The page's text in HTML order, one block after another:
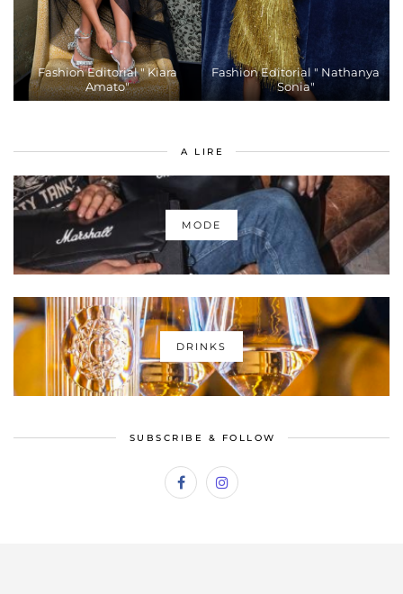
Fashion Editorial " Kiara
Amato"
Fashion Editorial " Nathanya
Sonia"
A LIRE
MODE
DRINKS
SUBSCRIBE & FOLLOW